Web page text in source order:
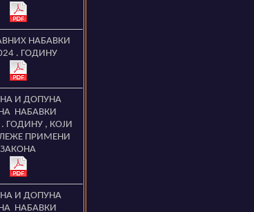
НАБАВКИ
. ГОДИНУ
И ДОПУНА
НАБАВКИ
. ГОДИНУ, КОЈИ
ПРИМЕНИ
ЗАКОНА
И ДОПУНА
НАБАВКИ